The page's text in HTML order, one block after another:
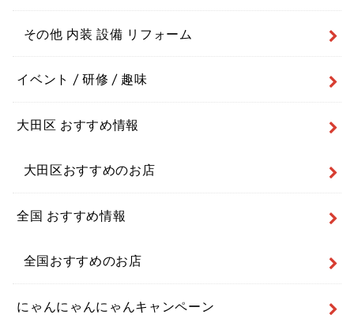
その他 内装 設備 リフォーム
イベント / 研修 / 趣味
大田区 おすすめ情報
大田区おすすめのお店
全国 おすすめ情報
全国おすすめのお店
にゃんにゃんにゃんキャンペーン